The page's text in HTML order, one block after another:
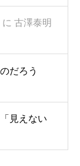
に 古澤泰明
だろう
見えない